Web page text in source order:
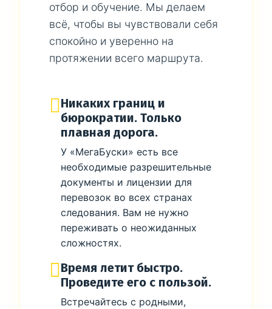
отбор и обучение. Мы делаем
всё, чтобы вы чувствовали себя
спокойно и уверенно на
протяжении всего маршрута.
Никаких границ и
бюрократии. Только
плавная дорога.
У «МегаБуски» есть все
необходимые разрешительные
документы и лицензии для
перевозок во всех странах
следования. Вам не нужно
переживать о неожиданных
сложностях.
Время летит быстро.
Проведите его с пользой.
Встречайтесь с родными,